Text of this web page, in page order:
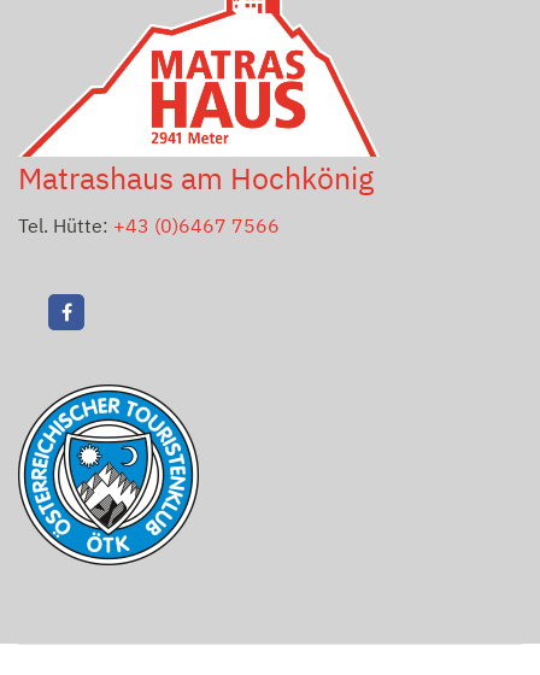
Matrashaus am Hochkönig
Tel. Hütte: +43 (0)6467 7566